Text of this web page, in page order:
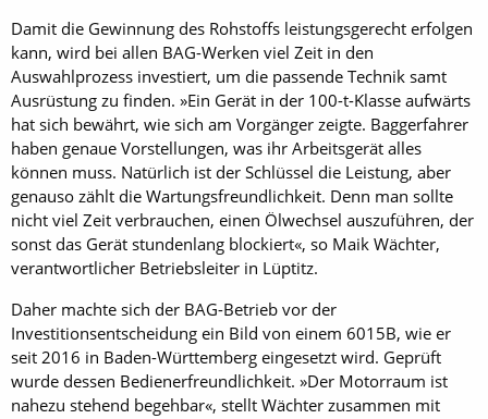
Damit die Gewinnung des Rohstoffs leistungsgerecht erfolgen
kann, wird bei allen BAG-Werken viel Zeit in den
Auswahlprozess investiert, um die passende Technik samt
Ausrüstung zu finden. »Ein Gerät in der 100-t-Klasse aufwärts
hat sich bewährt, wie sich am Vorgänger zeigte. Baggerfahrer
haben genaue Vorstellungen, was ihr Arbeitsgerät alles
können muss. Natürlich ist der Schlüssel die Leistung, aber
genauso zählt die Wartungsfreundlichkeit. Denn man sollte
nicht viel Zeit verbrauchen, einen Ölwechsel auszuführen, der
sonst das Gerät stundenlang blockiert«, so Maik Wächter,
verantwortlicher Betriebsleiter in Lüptitz.
Daher machte sich der BAG-Betrieb vor der
Investitionsentscheidung ein Bild von einem 6015B, wie er
seit 2016 in Baden-Württemberg eingesetzt wird. Geprüft
wurde dessen Bedienerfreundlichkeit. »Der Motorraum ist
nahezu stehend begehbar«, stellt Wächter zusammen mit